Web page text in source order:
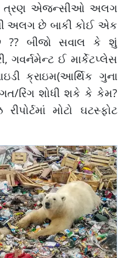
આ ત્રણ એજન્સીઓ અલગ
અલગ છે બાકી કોઈ એક
બીજો સવાલ કે શું
ગવર્નમેન્ટ ઈ માર્કેટપ્લેસ
ક્રાઇમ(આર્થિક ગુના
રિંગ શોધી શકે કે કેમ?
મોટો ઘટસ્ફોટ